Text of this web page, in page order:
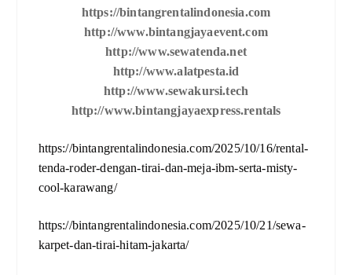
https://bintangrentalindonesia.com
http://www.bintangjayaevent.com
http://www.sewatenda.net
http://www.alatpesta.id
http://www.sewakursi.tech
http://www.bintangjayaexpress.rentals
https://bintangrentalindonesia.com/2025/10/16/rental-
tenda-roder-dengan-tirai-dan-meja-ibm-serta-misty-
cool-karawang/
https://bintangrentalindonesia.com/2025/10/21/sewa-
karpet-dan-tirai-hitam-jakarta/